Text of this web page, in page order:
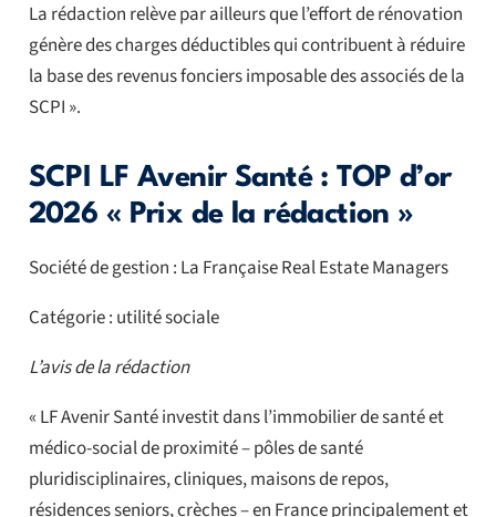
La rédaction relève par ailleurs que l’effort de rénovation
génère des charges déductibles qui contribuent à réduire
la base des revenus fonciers imposable des associés de la
SCPI ».
SCPI LF Avenir Santé : TOP d’or
2026 « Prix de la rédaction »
Société de gestion : La Française Real Estate Managers
Catégorie : utilité sociale
L’avis de la rédaction
« LF Avenir Santé investit dans l’immobilier de santé et
médico-social de proximité – pôles de santé
pluridisciplinaires, cliniques, maisons de repos,
résidences seniors, crèches – en France principalement et